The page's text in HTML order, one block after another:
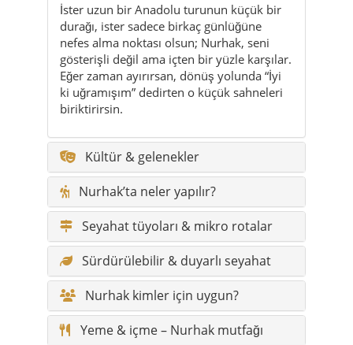
İster uzun bir Anadolu turunun küçük bir
durağı, ister sadece birkaç günlüğüne
nefes alma noktası olsun; Nurhak, seni
gösterişli değil ama içten bir yüzle karşılar.
Eğer zaman ayırırsan, dönüş yolunda “İyi
ki uğramışım” dedirten o küçük sahneleri
biriktirirsin.
Kültür & gelenekler
Nurhak’ta neler yapılır?
Seyahat tüyoları & mikro rotalar
Sürdürülebilir & duyarlı seyahat
Nurhak kimler için uygun?
Yeme & içme – Nurhak mutfağı